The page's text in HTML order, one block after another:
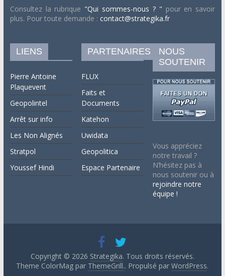
Consultez la rubrique "Qui sommes-nous ? " pour en savoir
plus. Pour toute demande : contact@strategika.fr
LIENS
Pierre Antoine
Plaquevent
Geopolintel
Arrêt sur info
Les Non Alignés
Stratpol
Youssef Hindi
PARTENAIRES
FLUX
Faits et
Documents
Katehon
Uwidata
Geopolitica
Espace Partenaire
NOUS
SOUTENIR
Vous appréciez
notre travail ?
N’hésitez pas à
nous soutenir ou à
rejoindre notre
équipe !
Copyright © 2026 Strategika. Tous droits réservés.
Theme ColorMag par ThemeGrill.. Propulsé parWordPress.